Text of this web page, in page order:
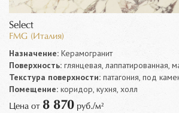
Select
FMG (Италия)
Назначение: Керамогранит
Поверхность: глянцевая, лаппатированная,
Текстура поверхности: патагония, под
Помещение: коридор, кухня, холл
Цена от 8 870 руб./м²